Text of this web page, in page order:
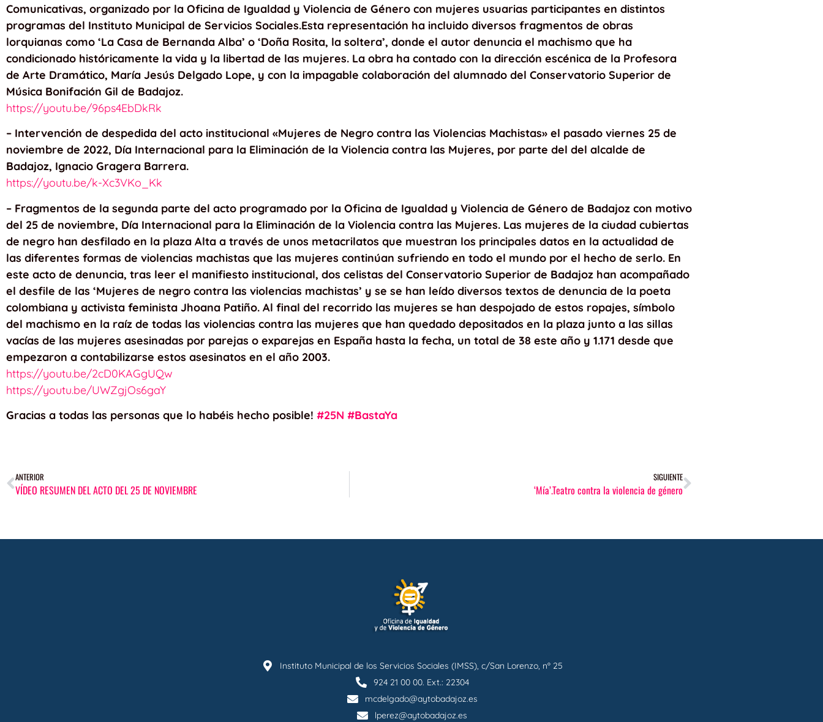
Comunicativas, organizado por la Oficina de Igualdad y Violencia de Género con mujeres usuarias participantes en distintos
programas del Instituto Municipal de Servicios Sociales.Esta representación ha incluido diversos fragmentos de obras
lorquianas como ‘La Casa de Bernanda Alba’ o ‘Doña Rosita, la soltera’, donde el autor denuncia el machismo que ha
condicionado históricamente la vida y la libertad de las mujeres. La obra ha contado con la dirección escénica de la Profesora
de Arte Dramático, María Jesús Delgado Lope, y con la impagable colaboración del alumnado del Conservatorio Superior de
Música Bonifación Gil de Badajoz.
https://youtu.be/96ps4EbDkRk
– Intervención de despedida del acto institucional «Mujeres de Negro contra las Violencias Machistas» el pasado viernes 25 de
noviembre de 2022, Día Internacional para la Eliminación de la Violencia contra las Mujeres, por parte del del alcalde de
Badajoz, Ignacio Gragera Barrera.
https://youtu.be/k-Xc3VKo_Kk
– Fragmentos de la segunda parte del acto programado por la Oficina de Igualdad y Violencia de Género de Badajoz con motivo
del 25 de noviembre, Día Internacional para la Eliminación de la Violencia contra las Mujeres. Las mujeres de la ciudad cubiertas
de negro han desfilado en la plaza Alta a través de unos metacrilatos que muestran los principales datos en la actualidad de
las diferentes formas de violencias machistas que las mujeres continúan sufriendo en todo el mundo por el hecho de serlo. En
este acto de denuncia, tras leer el manifiesto institucional, dos celistas del Conservatorio Superior de Badajoz han acompañado
el desfile de las ‘Mujeres de negro contra las violencias machistas’ y se se han leído diversos textos de denuncia de la poeta
colombiana y activista feminista Jhoana Patiño. Al final del recorrido las mujeres se han despojado de estos ropajes, símbolo
del machismo en la raíz de todas las violencias contra las mujeres que han quedado depositados en la plaza junto a las sillas
vacías de las mujeres asesinadas por parejas o exparejas en España hasta la fecha, un total de 38 este año y 1.171 desde que
empezaron a contabilizarse estos asesinatos en el año 2003.
https://youtu.be/2cD0KAGgUQw
https://youtu.be/UWZgjOs6gaY
Gracias a todas las personas que lo habéis hecho posible! #25N #BastaYa
ANTERIOR
VÍDEO RESUMEN DEL ACTO DEL 25 DE NOVIEMBRE
SIGUIENTE
‘Mía’.Teatro contra la violencia de género
Instituto Municipal de los Servicios Sociales (IMSS), c/San Lorenzo, nº 25
924 21 00 00. Ext.: 22304
mcdelgado@aytobadajoz.es
lperez@aytobadajoz.es